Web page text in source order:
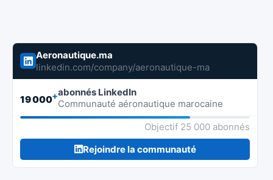
Aeronautique.ma
linkedin.com/company/aeronautique-ma
19 000+abonnés LinkedIn
Communauté aéronautique marocaine
Objectif 25 000 abonnés
Rejoindre la communauté